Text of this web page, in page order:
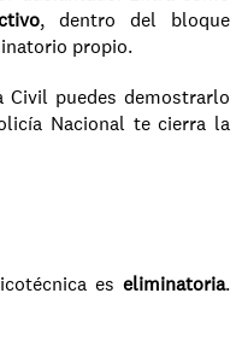
, dentro del bloque
propio.
Civil puedes demostrarlo
Nacional te cierra la
es eliminatoria.